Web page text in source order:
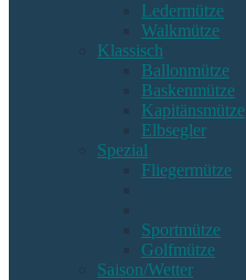
Ledermütze
Walkmütze
Klassisch
Ballonmütze
Baskenmütze
Kapitänsmütze
Elbsegler
Spezial
Fliegermütze
Sportmütze
Golfmütze
Saison/Wetter